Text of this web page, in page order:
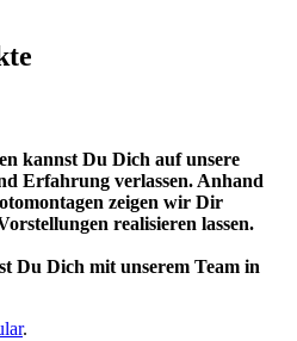
kannst Du Dich auf unsere
Erfahrung verlassen. Anhand
zeigen wir Dir
realisieren lassen.
Du Dich mit unserem Team in
.